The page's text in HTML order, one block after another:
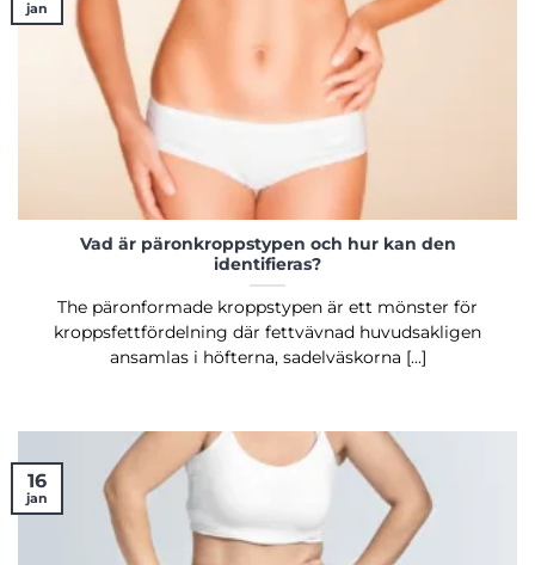
Vad är päronkroppstypen och hur kan den
identifieras?
The päronformade kroppstypen är ett mönster för
kroppsfettfördelning där fettvävnad huvudsakligen
ansamlas i höfterna, sadelväskorna [...]
jan
16
jan